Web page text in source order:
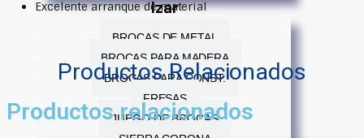
Izar
BROCAS DE METAL
BROCAS PARA MADERA
BROCAS PARA CONST.
FRESAS
JUEGO DE BROCAS
Excelente arranque de material
Productos Relacionados
Productos relacionados